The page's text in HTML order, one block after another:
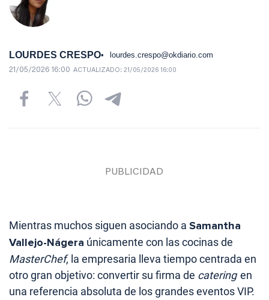
LOURDES CRESPO lourdes.crespo@okdiario.com
21/05/2026 16:00 ACTUALIZADO: 21/05/2026 16:00
Mientras muchos siguen asociando a Samantha
Vallejo-Nágera únicamente con las cocinas de
MasterChef, la empresaria lleva tiempo centrada en
otro gran objetivo: convertir su firma de catering en
una referencia absoluta de los grandes eventos VIP.